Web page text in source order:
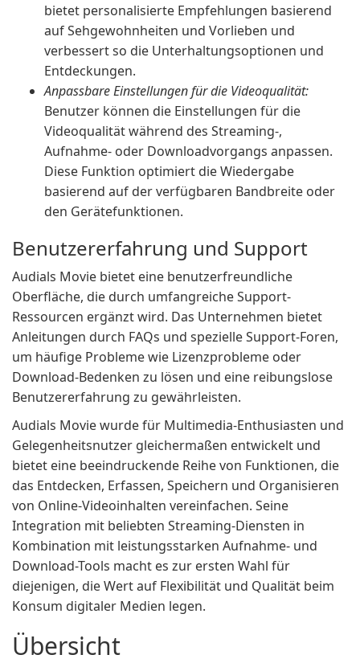
bietet personalisierte Empfehlungen basierend
auf Sehgewohnheiten und Vorlieben und
verbessert so die Unterhaltungsoptionen und
Entdeckungen.
Anpassbare Einstellungen für die Videoqualität:
Benutzer können die Einstellungen für die
Videoqualität während des Streaming-,
Aufnahme- oder Downloadvorgangs anpassen.
Diese Funktion optimiert die Wiedergabe
basierend auf der verfügbaren Bandbreite oder
den Gerätefunktionen.
Benutzererfahrung und Support
Audials Movie bietet eine benutzerfreundliche
Oberfläche, die durch umfangreiche Support-
Ressourcen ergänzt wird. Das Unternehmen bietet
Anleitungen durch FAQs und spezielle Support-Foren,
um häufige Probleme wie Lizenzprobleme oder
Download-Bedenken zu lösen und eine reibungslose
Benutzererfahrung zu gewährleisten.
Audials Movie wurde für Multimedia-Enthusiasten und
Gelegenheitsnutzer gleichermaßen entwickelt und
bietet eine beeindruckende Reihe von Funktionen, die
das Entdecken, Erfassen, Speichern und Organisieren
von Online-Videoinhalten vereinfachen. Seine
Integration mit beliebten Streaming-Diensten in
Kombination mit leistungsstarken Aufnahme- und
Download-Tools macht es zur ersten Wahl für
diejenigen, die Wert auf Flexibilität und Qualität beim
Konsum digitaler Medien legen.
Übersicht